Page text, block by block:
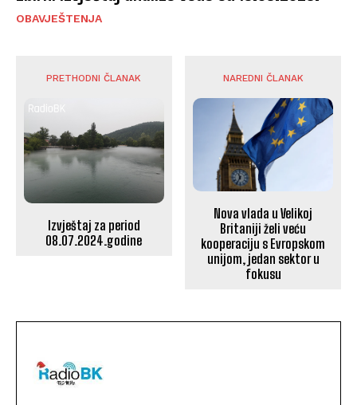
OBAVJEŠTENJA
PRETHODNI ČLANAK
Izvještaj za period
08.07.2024.godine
NAREDNI ČLANAK
Nova vlada u Velikoj
Britaniji želi veću
kooperaciju s Evropskom
unijom, jedan sektor u
fokusu